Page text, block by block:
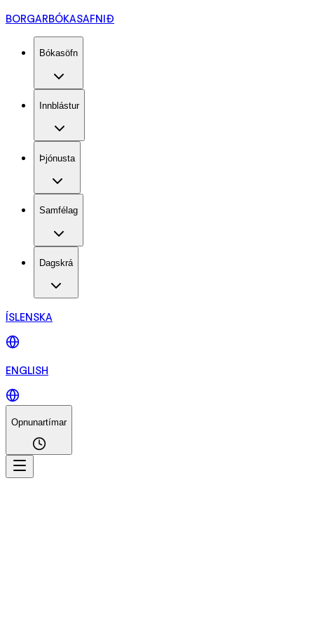
BORGARBÓKASAFNIÐ
Bókasöfn
Innblástur
Þjónusta
Samfélag
Dagskrá
ÍSLENSKA
ENGLISH
Opnunartímar